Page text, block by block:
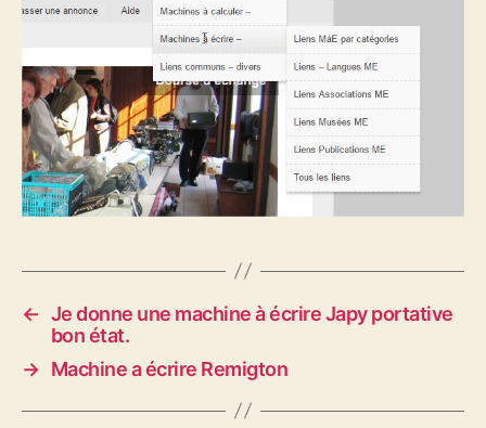
← Je donne une machine à écrire Japy portative
bon état.
→ Machine a écrire Remigton